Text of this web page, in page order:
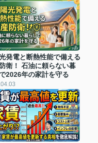
発電と断熱性能で備える
衛！ 石油に頼らない暮
2026年の家計を守る